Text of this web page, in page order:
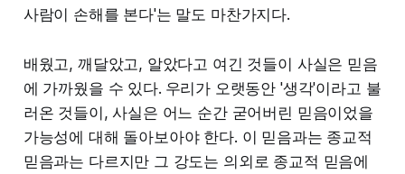
사람이 손해를 본다'는 말도 마찬가지다.
배웠고, 깨달았고, 알았다고 여긴 것들이 사실은 믿음
에 가까웠을 수 있다. 우리가 오랫동안 '생각'이라고 불
러온 것들이, 사실은 어느 순간 굳어버린 믿음이었을
가능성에 대해 돌아보아야 한다. 이 믿음과는 종교적
믿음과는 다르지만 그 강도는 의외로 종교적 믿음에